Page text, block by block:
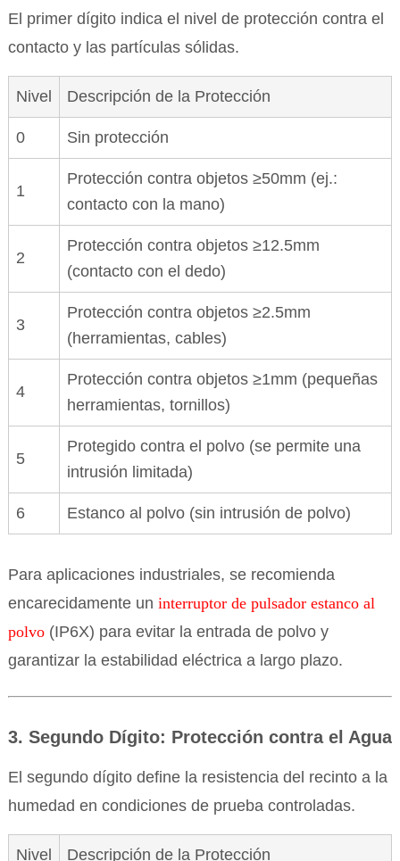
El primer dígito indica el nivel de protección contra el
contacto y las partículas sólidas.
Nivel Descripción de la Protección
0 Sin protección
1
Protección contra objetos ≥50mm (ej.:
contacto con la mano)
2
Protección contra objetos ≥12.5mm
(contacto con el dedo)
3
Protección contra objetos ≥2.5mm
(herramientas, cables)
4
Protección contra objetos ≥1mm (pequeñas
herramientas, tornillos)
5
Protegido contra el polvo (se permite una
intrusión limitada)
6 Estanco al polvo (sin intrusión de polvo)
Para aplicaciones industriales, se recomienda
encarecidamente un interruptor de pulsador estanco al
polvo(IP6X) para evitar la entrada de polvo y
garantizar la estabilidad eléctrica a largo plazo.
3. Segundo Dígito: Protección contra el Agua
El segundo dígito define la resistencia del recinto a la
humedad en condiciones de prueba controladas.
Nivel Descripción de la Protección